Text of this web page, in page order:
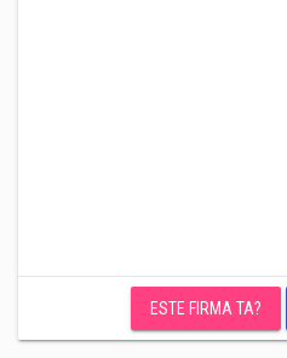
ESTE FIRMA TA?